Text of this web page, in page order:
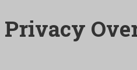
Privacy